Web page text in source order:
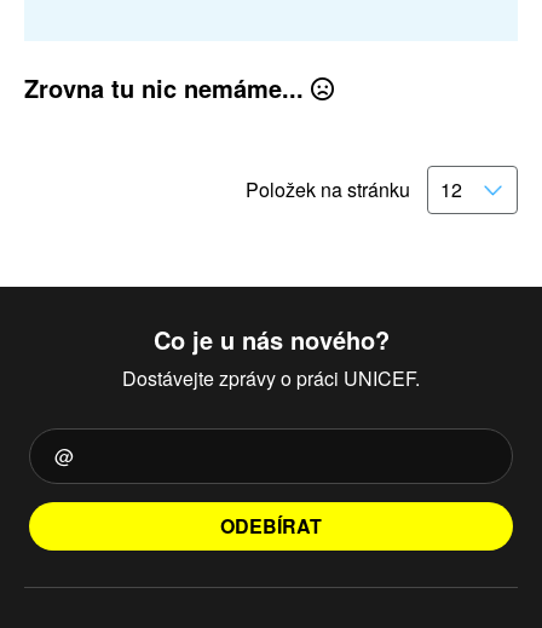
Zrovna tu nic nemáme...
Položek na stránku
Co je u nás nového?
Dostávejte zprávy o práci UNICEF.
ODEBÍRAT